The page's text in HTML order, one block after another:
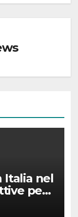
Italia nel
per